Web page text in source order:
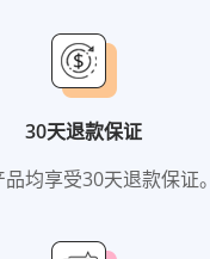
30天退款保证
均享受30天退款保证。